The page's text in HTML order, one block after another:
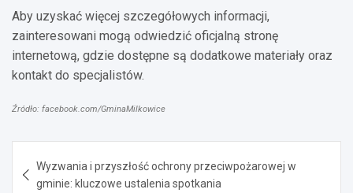
Aby uzyskać więcej szczegółowych informacji,
zainteresowani mogą odwiedzić oficjalną stronę
internetową, gdzie dostępne są dodatkowe materiały oraz
kontakt do specjalistów.
Źródło: facebook.com/GminaMilkowice
wpisu
Wyzwania i przyszłość ochrony przeciwpożarowej w
gminie: kluczowe ustalenia spotkania